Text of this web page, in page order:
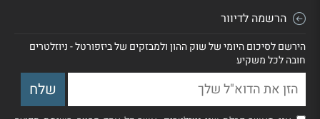
הרשמה לדיוור
הירשם לסיכום היומי של שוק ההון ולמבזקים של ביזפורטל - ניוזלטרים
חובה לכל משקיע